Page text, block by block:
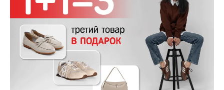
Чита
Ярославль